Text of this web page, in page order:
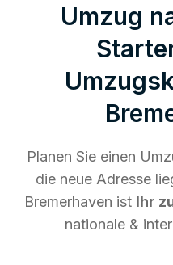
Umzug
Planen Sie einen
die neue Adresse
Bremerhaven ist Ihr
nationale &